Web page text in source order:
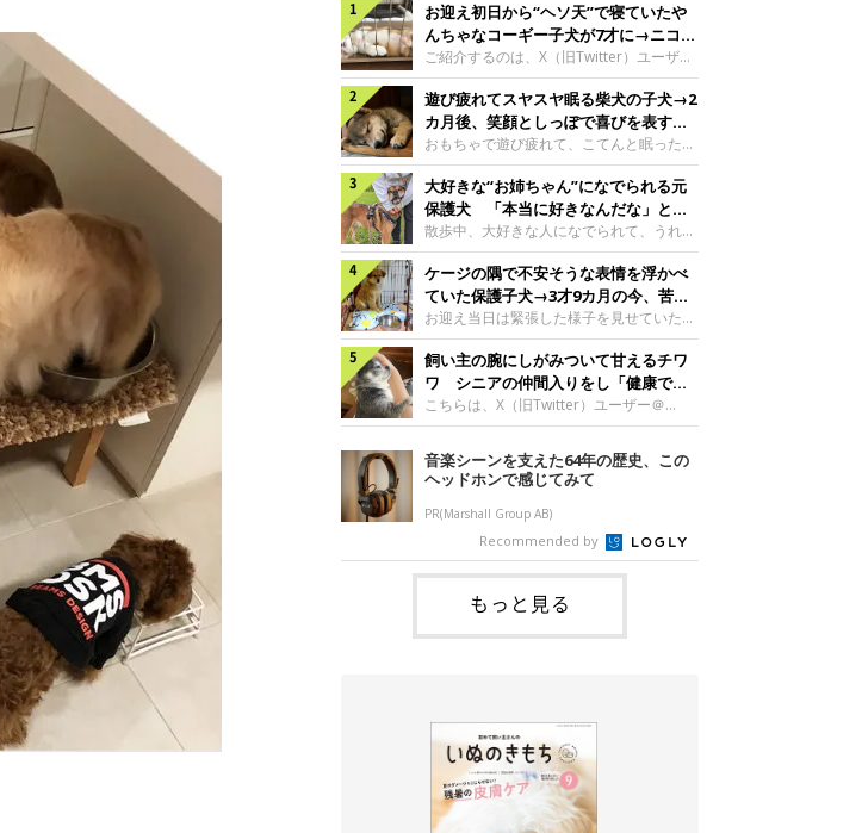
お迎え初日から“ヘソ天”で寝ていたや
んちゃなコーギー子犬が7才に→ニコニ
コ“コーギースマイル”が魅力のコに成
長！
ご紹介するのは、X（旧Twitter）ユーザー
＠Kus1oKg2vsgdWS2さんの愛犬でウェル
シュ・コーギー・ペンブロークの神楽ちゃ
ん。今年の8月で7才になるという神楽ちゃ
んですが、いったいどんな子犬時代を過ご
したのでしょうか。今回は、神楽ちゃんの
成長を飼い主さんと振り返ります！神楽ち
ゃんの成長について聞いた！お迎えから数
日後の神楽ちゃん（撮影時生後2カ月）＠
Kus1oKg2vsgdWS2――お迎え当初の神楽
ちゃんの様子について教えてください。飼
い主さん： 「お迎え当日から“ヘソ天”で寝
るようなコでし
遊び疲れてスヤスヤ眠る柴犬の子犬→2
カ月後、笑顔としっぽで喜びを表すコ
に成長！
おもちゃで遊び疲れて、こてんと眠った子
犬。あれから2カ月、表情や行動にさまざ
まな変化が見られるようになりました。遊
び疲れて眠る生後2カ月のなっちゃん遊び
疲れた様子のなっちゃん。@Pkndg_紹介
するのは、X（旧Twitter）ユーザー
@Pkndg_さんの愛犬・なっちゃん（取材
時、生後4カ月／柴犬）。こちらの写真
は、なっちゃんが生後2カ月のころに撮影
された一枚です。この日、なっちゃんは家
族と一緒におもちゃで遊んでいました。た
くさん遊んで疲れたのか、その後は眠り始
めたそうです。眠るなっちゃん。
@Pkndg_
大好きな“お姉ちゃん”になでられる元
保護犬 「本当に好きなんだな」と感
じる表情にほっこり
散歩中、大好きな人になでられて、うれし
そうな表情を見せる元保護犬。甘えるよう
な姿に、見ているこちらまでほっこりしま
す。大好きな“お姉ちゃん”に甘える小次郎
くん妹さんになでてもらい、うれしそうな
表情を見せる小次郎くん（2026年6月撮
影）。@mika_Jimmy紹介するのは、X（旧
Twitter）ユーザー@mika_Jimmyさんの愛
犬・小次郎くん（撮影時5才）。こちら
は、飼い主さんの妹さんと一緒に散歩をし
日、飼い主さんは実家から自宅へ帰る途
中、妹さんと公園で待ち合わせ
ケージの隅で不安そうな表情を浮かべ
ていた保護子犬→3才9カ月の今、苦手
を克服し頼もしいコに成長！
お迎え当日は緊張した様子を見せていた元
野犬の保護子犬。あれから約3年半、苦手
だったことを一つひとつ克服し、家族に寄
り添う姿を見せています。お迎え当日、ケ
ージの隅で不安そうにお迎え当日のシルビ
アちゃん。@nemonemotos今回紹介する
のは、X（旧Twitter）ユーザー
@nemonemotosさんの愛犬・シルビアち
ゃん（撮影当時、生後推定2カ月）。飼い
主さんが「#最初に撮った一枚」として投
稿した写真には、ケージの隅で不安そうな
表情を浮かべるシルビアちゃんの姿が写っ
ていました。こちらは、保護犬だったシル
飼い主の腕にしがみついて甘えるチワ
ワ シニアの仲間入りをし「健康で穏
やかな暮らしが続いてほしい」と願う
こちらは、X（旧Twitter）ユーザー＠
kotubusuke617さんが投稿した写真。写
っているのは、愛犬でチワワのつぶしゃん
（本名：こつぶちゃん）です。飼い主さん
の腕にしがみつくつぶしゃん（撮影時6
才）＠kotubusuke617撮影当時の状況に
ついて伺うと、飼い主さんはこう教えてく
れました。飼い主さん： 「ある休日のこ
とです。私がソファに座った途端にひざの
上にのってきたので、そのままなでながら
テレビを見ていたのですが、微動だにしな
いので気になって見てみると、腕にしがみ
音楽シーンを支えた64年の歴史、この
ヘッドホンで感じてみて
PR(Marshall Group AB)
Recommended by
もっと見る